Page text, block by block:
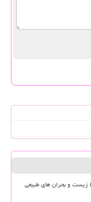
زیست و بحران های طبیعی